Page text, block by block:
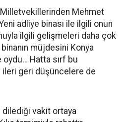
Milletvekillerinden Mehmet
Yeni adliye binası ile ilgili onun
ilgili gelişmeleri daha çok
müjdesini Konya
oydu… Hatta sırf bu
ileri geri düşüncelere de
dilediği vakit ortaya